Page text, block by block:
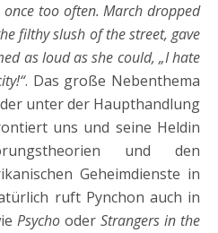
too often. March dropped
filthy slush of the street, gave
as loud as she could, „I hate
. Das große Nebenthema
unter der Haupthandlung
uns und seine Heldin
und den
Geheimdienste in
ruft Pynchon auch in
Psycho oder Strangers in the